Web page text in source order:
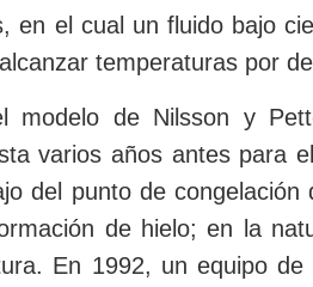
en el cual un fluido bajo
temperaturas por
modelo de Nilsson y
varios años antes para
del punto de
de hielo; en la
En 1992, un equipo